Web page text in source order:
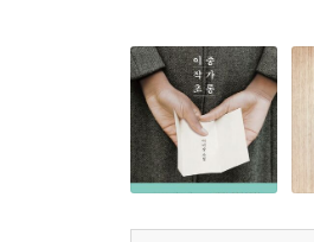
말미에 한 독자가 항의
‘나’는 그 차이를 무
올라서게 한다.
「무릎을 붙이고 걸어
인물도 있지만, 「티